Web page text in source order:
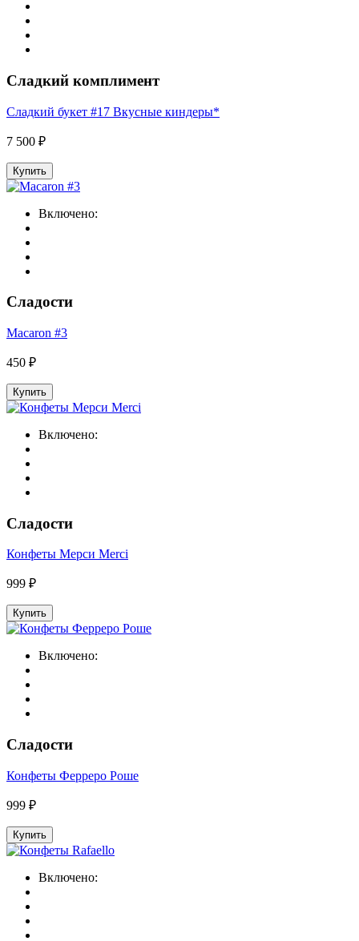
Сладкий комплимент
Сладкий букет #17 Вкусные киндеры*
7 500 ₽
Купить
Включено:
Сладости
Macaron #3
450 ₽
Купить
Включено:
Сладости
Конфеты Мерси Merci
999 ₽
Купить
Включено:
Сладости
Конфеты Ферреро Роше
999 ₽
Купить
Включено: